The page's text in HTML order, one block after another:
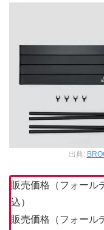
出典:
販売価格（フォール
込）
販売価格（フォール